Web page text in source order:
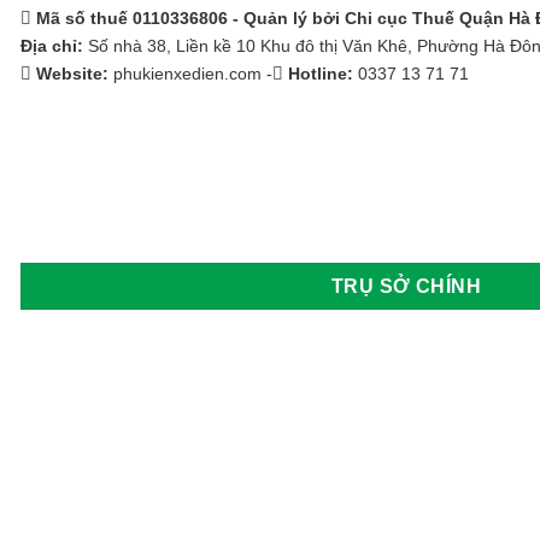
Tia Sáng
Vinfast
Mã số thuế 0110336806 - Quản lý bởi Chi cục Thuế Quận Hà
Địa chỉ: Số nhà 38, Liền kề 10 Khu đô thị Văn Khê, Phường Hà
Website: phukienxedien.com - Hotline: 0337 13 71 71
TRỤ SỞ CHÍNH